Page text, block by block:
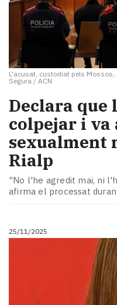
L'acusat, custodiat pels Mossos,
Segura / ACN
Declara que
colpejar i va
sexualment
Rialp
"No l'he agredit mai, ni
afirma el processat
25/11/2025